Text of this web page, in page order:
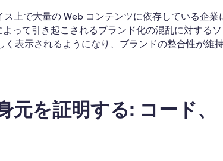
上で大量の Web コンテンツに依存している企
って引き起こされるブランド化の混乱に対する
く表示されるようになり、ブランドの整合性が維
元を証明する: コード